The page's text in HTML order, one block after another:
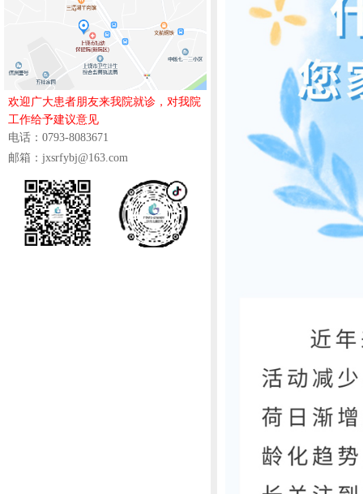
欢迎广大患者朋友来我院就诊，对我院
工作给予建议意见
电话：0793-8083671
邮箱：jxsrfybj@163.com